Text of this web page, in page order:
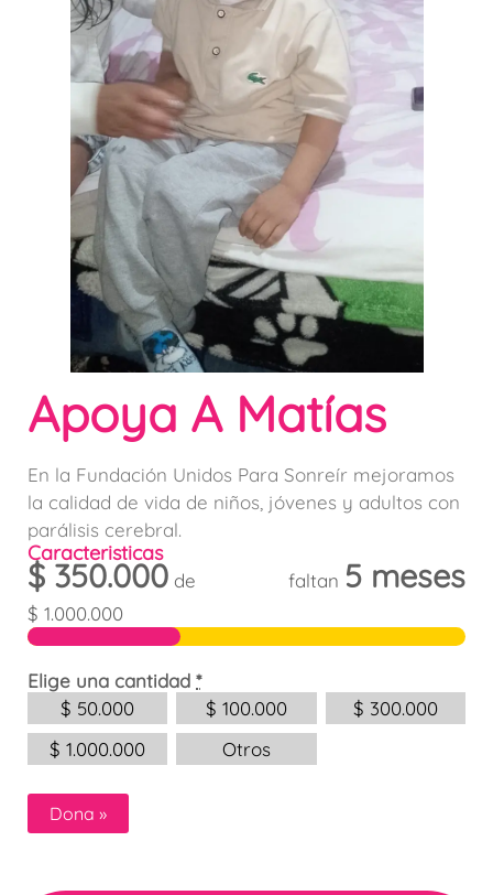
Apoya A Matías
En la Fundación Unidos Para Sonreír mejoramos
la calidad de vida de niños, jóvenes y adultos con
parálisis cerebral.
Caracteristicas
$ 350.000 de
$ 1.000.000
faltan 5 meses
Elige una cantidad *
$ 50.000 $ 100.000 $ 300.000
$ 1.000.000 Otros
Dona »